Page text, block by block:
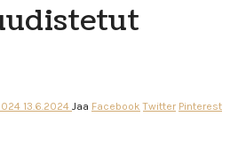
13.6.2024 Jaa Facebook Twitter Pinterest